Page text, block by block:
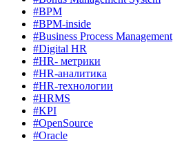
#BPM
#BPM-inside
#Business Process Management
#Digital HR
#HR- метрики
#HR-аналитика
#HR-технологии
#HRMS
#KPI
#OpenSource
#Oracle